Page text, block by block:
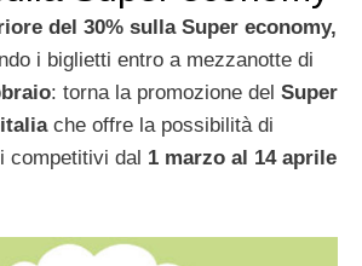
del 30% sulla Super economy,
i biglietti entro a mezzanotte di
: torna la promozione del Super
che offre la possibilità di
competitivi dal 1 marzo al 14 aprile